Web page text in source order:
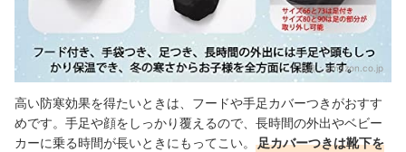
出典：amazon.co.jp
高い防寒効果を得たいときは、フードや手足カバーつきがおすす
めです。手足や顔をしっかり覆えるので、長時間の外出やベビー
カーに乗る時間が長いときにもってこい。
足カバーつきは靴下を